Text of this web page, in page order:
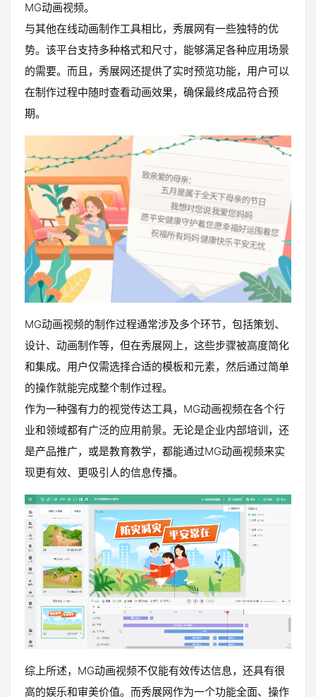
MG动画视频。
与其他在线动画制作工具相比，秀展网有一些独特的优
势。该平台支持多种格式和尺寸，能够满足各种应用场景
的需要。而且，秀展网还提供了实时预览功能，用户可以
在制作过程中随时查看动画效果，确保最终成品符合预
期。
MG动画视频的制作过程通常涉及多个环节，包括策划、
设计、动画制作等，但在秀展网上，这些步骤被高度简化
和集成。用户仅需选择合适的模板和元素，然后通过简单
的操作就能完成整个制作过程。
作为一种强有力的视觉传达工具，MG动画视频在各个行
业和领域都有广泛的应用前景。无论是企业内部培训，还
是产品推广，或是教育教学，都能通过MG动画视频来实
现更有效、更吸引人的信息传播。
综上所述，MG动画视频不仅能有效传达信息，还具有很
高的娱乐和审美价值。而秀展网作为一个功能全面、操作